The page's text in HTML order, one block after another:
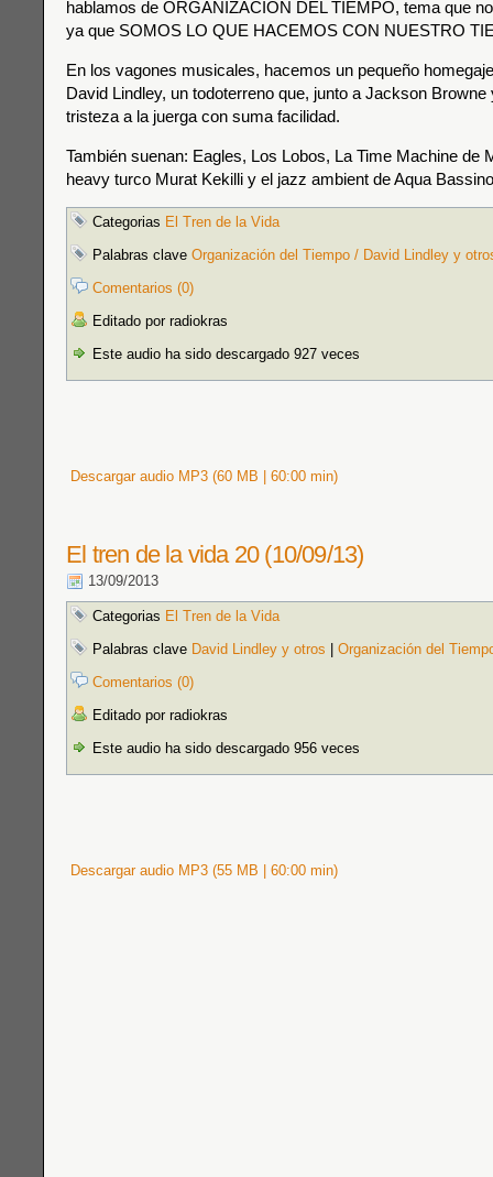
hablamos de ORGANIZACION DEL TIEMPO, tema que
ya que SOMOS LO QUE HACEMOS CON NUESTRO
En los vagones musicales, hacemos un pequeño
David Lindley, un todoterreno que, junto a Jackson
tristeza a la juerga con suma facilidad.
También suenan: Eagles, Los Lobos, La Time Machine de
heavy turco Murat Kekilli y el jazz ambient de Aqua
Categorias El Tren de la Vida
Palabras clave Organización del Tiempo / David Lindley y
Comentarios (0)
Editado por radiokras
Este audio ha sido descargado 927 veces
Descargar audio MP3 (60 MB | 60:00 min)
El tren de la vida 20 (10/09/13)
13/09/2013
Categorias El Tren de la Vida
Palabras clave David Lindley y otros
Organización del
Comentarios (0)
Editado por radiokras
Este audio ha sido descargado 956 veces
Descargar audio MP3 (55 MB | 60:00 min)